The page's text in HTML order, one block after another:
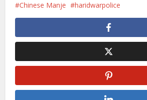
Chinese Manje haridwarpolice